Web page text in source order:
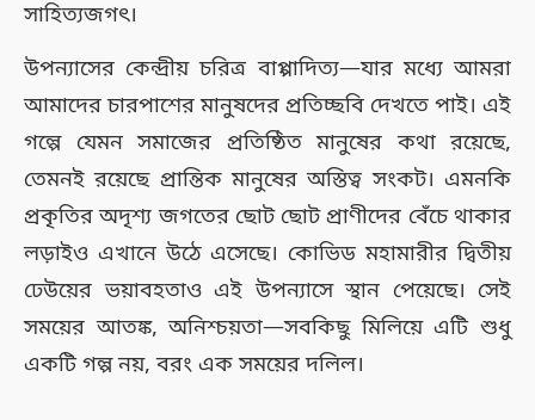
সাহিত্যজগৎ।
উপন্যাসের কেন্দ্রীয় চরিত্র বাপ্পাদিত্য—যার মধ্যে আমরা
আমাদের চারপাশের মানুষদের প্রতিচ্ছবি দেখতে পাই। এই
গল্পে যেমন সমাজের প্রতিষ্ঠিত মানুষের কথা রয়েছে,
তেমনই রয়েছে প্রান্তিক মানুষের অস্তিত্ব সংকট। এমনকি
প্রকৃতির অদৃশ্য জগতের ছোট ছোট প্রাণীদের বেঁচে থাকার
লড়াইও এখানে উঠে এসেছে। কোভিড মহামারীর দ্বিতীয়
ঢেউয়ের ভয়াবহতাও এই উপন্যাসে স্থান পেয়েছে। সেই
সময়ের আতঙ্ক, অনিশ্চয়তা—সবকিছু মিলিয়ে এটি শুধু
একটি গল্প নয়, বরং এক সময়ের দলিল।